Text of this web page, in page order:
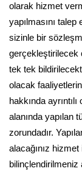
olarak hizmet
yapılmasını
sizinle bir
gerçekleştirilecek
tek tek
olacak
hakkında
alanında yapılan
zorundadır.
alacağınız
bilinçlendirilmeniz